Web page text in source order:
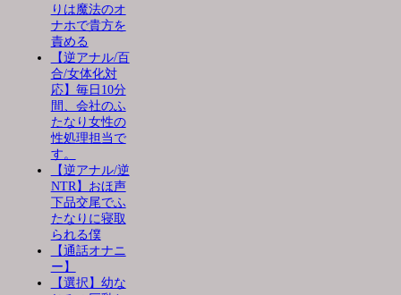
りは魔法のオ
ナホで貴方を
責める
【逆アナル/百
合/女体化対
応】毎日10分
間、会社のふ
たなり女性の
性処理担当で
す。
【逆アナル/逆
NTR】おほ声
下品交尾でふ
たなりに寝取
られる僕
【通話オナニ
ー】
【選択】幼な